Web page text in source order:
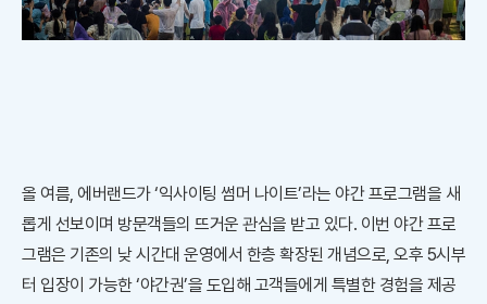
올 여름, 에버랜드가 ‘익사이팅 썸머 나이트’라는 야간 프로그램을 새
롭게 선보이며 방문객들의 뜨거운 관심을 받고 있다. 이번 야간 프로
그램은 기존의 낮 시간대 운영에서 한층 확장된 개념으로, 오후 5시부
터 입장이 가능한 ‘야간권’을 도입해 고객들에게 특별한 경험을 제공